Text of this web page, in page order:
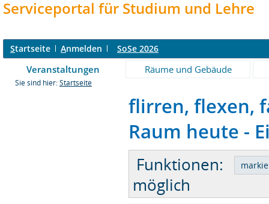
Serviceportal für Studium und Lehre
Startseite Anmelden SoSe 2026
Veranstaltungen Räume und Gebäude
Sie sind hier: Startseite
flirren, flexen,
Raum heute -
Funktionen:
möglich